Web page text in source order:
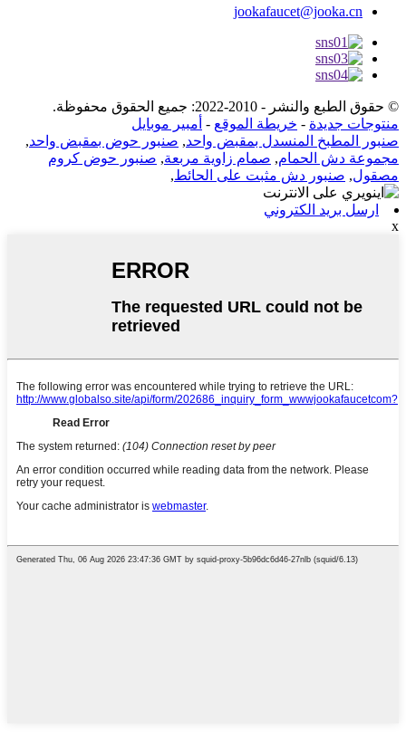
jookafaucet@jooka.cn
© حقوق الطبع والنشر - 2010-2022: جميع الحقوق محفوظة.
منتوجات جديدة - خريطة الموقع - أمبير موبايل
صنبور المطبخ المنسدل بمقبض واحد, صنبور حوض بمقبض واحد,
مجموعة دش الحمام, صمام زاوية مربعة, صنبور حوض كروم
مصقول, صنبور دش مثبت على الحائط,
ارسل بريد الكتروني
x